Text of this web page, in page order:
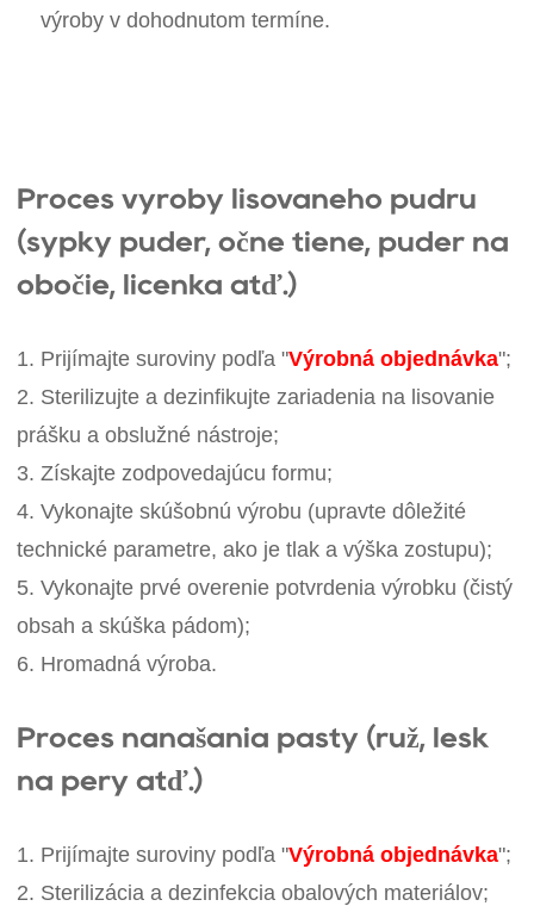
výroby v dohodnutom termíne.
Proces výroby lisovaného púdru
(sypký púder, očné tiene, púder na
obočie, lícenka atď.)
1. Prijímajte suroviny podľa "Výrobná objednávka";
2. Sterilizujte a dezinfikujte zariadenia na lisovanie
prášku a obslužné nástroje;
3. Získajte zodpovedajúcu formu;
4. Vykonajte skúšobnú výrobu (upravte dôležité
technické parametre, ako je tlak a výška zostupu);
5. Vykonajte prvé overenie potvrdenia výrobku (čistý
obsah a skúška pádom);
6. Hromadná výroba.
Proces nanášania pasty (rúž, lesk
na pery atď.)
1. Prijímajte suroviny podľa "Výrobná objednávka";
2. Sterilizácia a dezinfekcia obalových materiálov;